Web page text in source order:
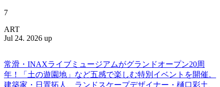
7
ART
Jul 24. 2026 up
常滑・INAXライブミュージアムがグランドオープン20周
年！「土の遊園地」など五感で楽しむ特別イベントを開催。
建築家・日置拓人、ランドスケープデザイナー・樋口彩土、